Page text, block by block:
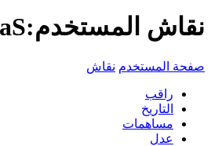
نقاش المستخدم:QLailaS
صفحة المستخدم نقاش
راقب
التاريخ
مساهمات
عدل